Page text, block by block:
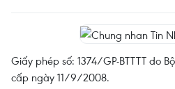
Giấy phép số: 1374/GP-BTTTT do
cấp ngày 11/9/2008.